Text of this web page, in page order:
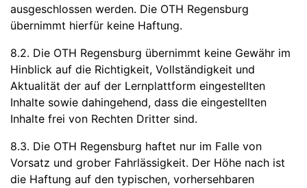
ausgeschlossen werden. Die OTH Regensburg
übernimmt hierfür keine Haftung.
8.2. Die OTH Regensburg übernimmt keine Gewähr im
Hinblick auf die Richtigkeit, Vollständigkeit und
Aktualität der auf der Lernplattform eingestellten
Inhalte sowie dahingehend, dass die eingestellten
Inhalte frei von Rechten Dritter sind.
8.3. Die OTH Regensburg haftet nur im Falle von
Vorsatz und grober Fahrlässigkeit. Der Höhe nach ist
die Haftung auf den typischen, vorhersehbaren